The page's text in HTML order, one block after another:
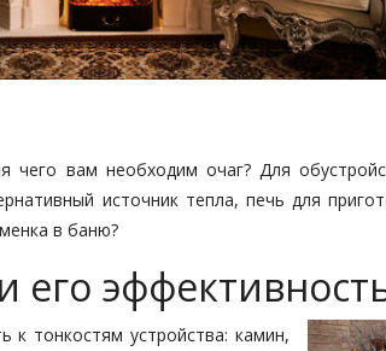
чего вам необходим очаг? Для
источник тепла, печь для
в баню?
его
тонкостям устройства: камин,